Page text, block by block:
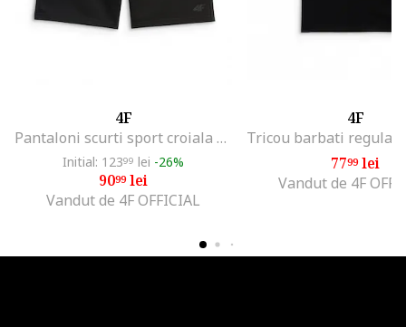
4F
Pantaloni scurti sport croiala regular, talie ajustabila, 2 buzunare, negru, material usor
Initial: 12399 lei -26%
9099lei
Vandut de 4F OFFICIAL
4F
7799lei
Vandut de 4F